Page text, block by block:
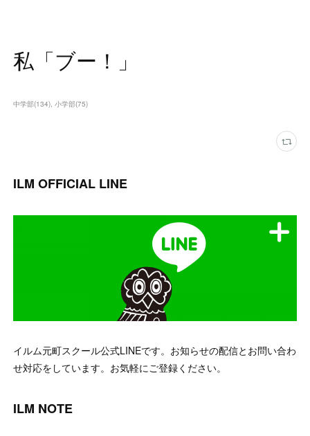
私「ブー！」
中学部(134) 小学部(75)
ILM OFFICIAL LINE
イルム元町スクール公式LINEです。お知らせの配信とお問い合わ
せ対応をしています。お気軽にご登録ください。
ILM NOTE